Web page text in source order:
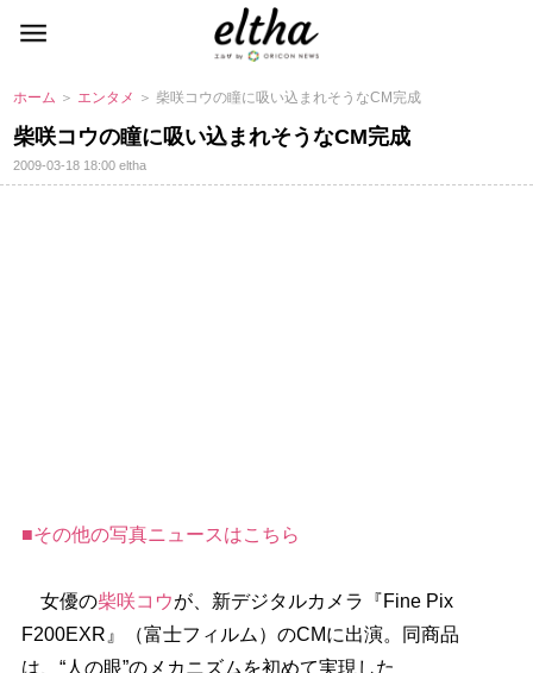
ホーム ＞ エンタメ ＞ 柴咲コウの瞳に吸い込まれそうなCM完成
柴咲コウの瞳に吸い込まれそうなCM完成
2009-03-18 18:00eltha
■その他の写真ニュースはこちら
女優の柴咲コウが、新デジタルカメラ『Fine Pix
F200EXR』（富士フィルム）のCMに出演。同商品
は、“人の眼”のメカニズムを初めて実現した